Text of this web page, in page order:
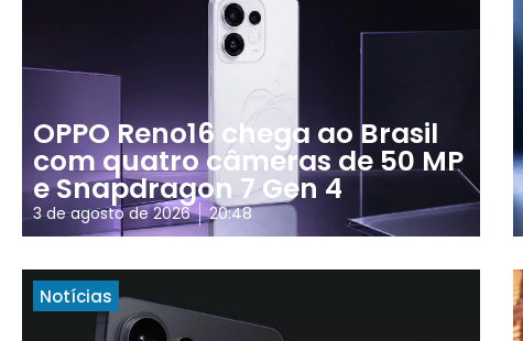
OPPO Reno16 chega ao Brasil
com quatro câmeras de 50 MP
e Snapdragon 7 Gen 4
3 de agosto de 2026 20:48
Notícias